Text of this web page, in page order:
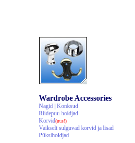
Wardrobe Accessories
Nagid | Konksud
Riidepuu hoidjad
Korvid(uus!)
Vaikselt sulguvad korvid ja lisad
Püksihoidjad